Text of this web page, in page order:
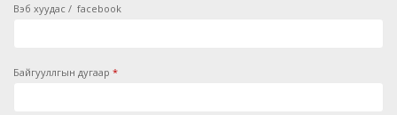
Вэб хуудас / facebook
Байгууллгын дугаар *